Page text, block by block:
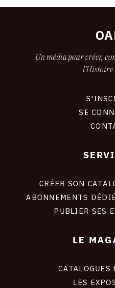
Un média pour créer,
l'Histoire
SE
CRÉER SON
ABONNEMENTS
PUBLIER SES
LE
CATALOGUES
LES